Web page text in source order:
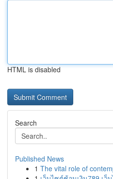
HTML is disabled
Search
Published News
1 The vital role of